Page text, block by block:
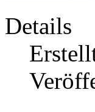
Details